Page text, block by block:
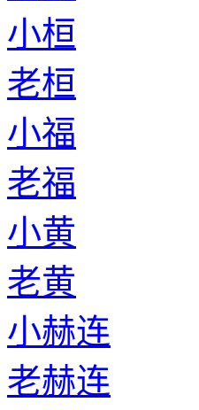
小桓
老桓
小福
老福
小黄
老黄
小赫连
老赫连